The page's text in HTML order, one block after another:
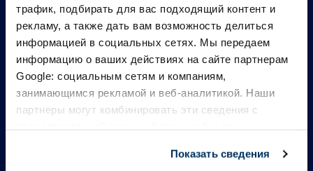
трафик, подбирать для вас подходящий контент и
рекламу, а также дать вам возможность делиться
информацией в социальных сетях. Мы передаем
информацию о ваших действиях на сайте партнерам
Google: социальным сетям и компаниям,
занимающимся рекламой и веб-аналитикой. Наши
партнеры могут комбинировать эти сведения с
Показать сведения